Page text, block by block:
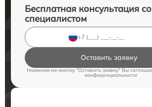
Бесплатная консультация со
специалистом
Оставить заявку
Нажимая на кнопку "Оставить заявку" Вы
конфиденциальности